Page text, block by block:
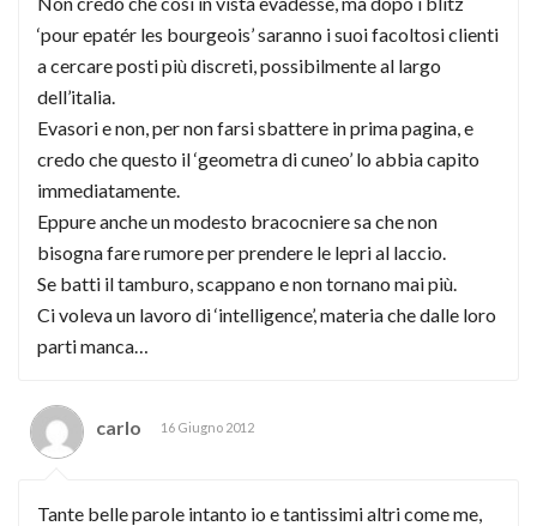
‘pour epatér les bourgeois’ saranno i suoi facoltosi clienti
a cercare posti più discreti, possibilmente al largo
dell’italia.
Evasori e non, per non farsi sbattere in prima pagina, e
credo che questo il ‘geometra di cuneo’ lo abbia capito
immediatamente.
Eppure anche un modesto bracocniere sa che non
bisogna fare rumore per prendere le lepri al laccio.
Se batti il tamburo, scappano e non tornano mai più.
Ci voleva un lavoro di ‘intelligence’, materia che dalle loro
parti manca…
carlo 16 Giugno 2012
Tante belle parole intanto io e tantissimi altri come me,